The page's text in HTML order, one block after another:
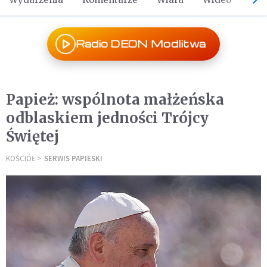
Radio DEON Modlitwa
Papież: wspólnota małżeńska
odblaskiem jedności Trójcy
Świętej
KOŚCIÓŁ SERWIS PAPIESKI